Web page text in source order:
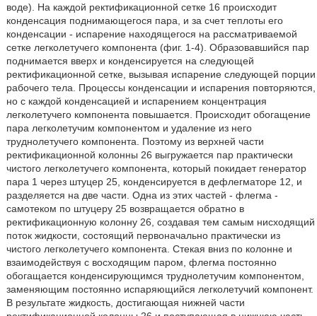
воде). На каждой ректификационной сетке 16 происходит
конденсация поднимающегося пара, и за счет теплоты его
конденсации - испарение находящегося на рассматриваемой
сетке легколетучего компонента (фиг. 1-4). Образовавшийся пар
поднимается вверх и конденсируется на следующей
ректификационной сетке, вызывая испарение следующей порции
рабочего тела. Процессы конденсации и испарения повторяются,
но с каждой конденсацией и испарением концентрация
легколетучего компонента повышается. Происходит обогащение
пара легколетучим компонентом и удаление из него
труднолетучего компонента. Поэтому из верхней части
ректификационной колонны 26 выгружается пар практически
чистого легколетучего компонента, который покидает генератор
пара 1 через штуцер 25, конденсируется в дефлегматоре 12, и
разделяется на две части. Одна из этих частей - флегма -
самотеком по штуцеру 25 возвращается обратно в
ректификационную колонну 26, создавая тем самым нисходящий
поток жидкости, состоящий первоначально практически из
чистого легколетучего компонента. Стекая вниз по колонне и
взаимодействуя с восходящим паром, флегма постоянно
обогащается конденсирующимся труднолетучим компонентом,
заменяющим постоянно испаряющийся легколетучий компонент.
В результате жидкость, достигающая нижней части